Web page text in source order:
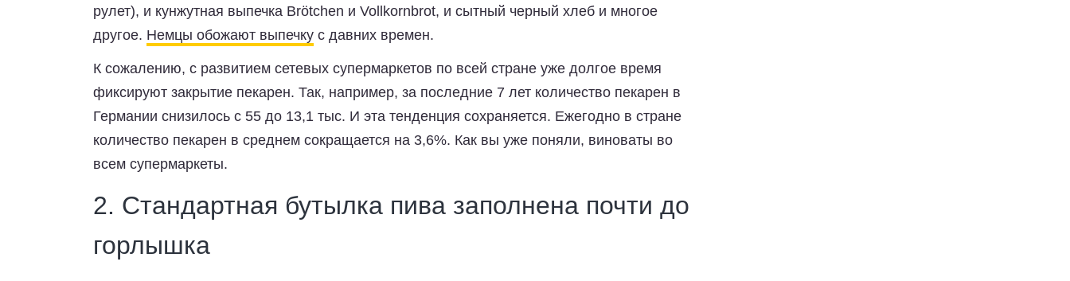
рулет), и кунжутная выпечка Brötchen и Vollkornbrot, и сытный черный хлеб и многое
другое. Немцы обожают выпечку с давних времен.
К сожалению, с развитием сетевых супермаркетов по всей стране уже долгое время
фиксируют закрытие пекарен. Так, например, за последние 7 лет количество пекарен в
Германии снизилось с 55 до 13,1 тыс. И эта тенденция сохраняется. Ежегодно в стране
количество пекарен в среднем сокращается на 3,6%. Как вы уже поняли, виноваты во
всем супермаркеты.
2. Стандартная бутылка пива заполнена почти до
горлышка